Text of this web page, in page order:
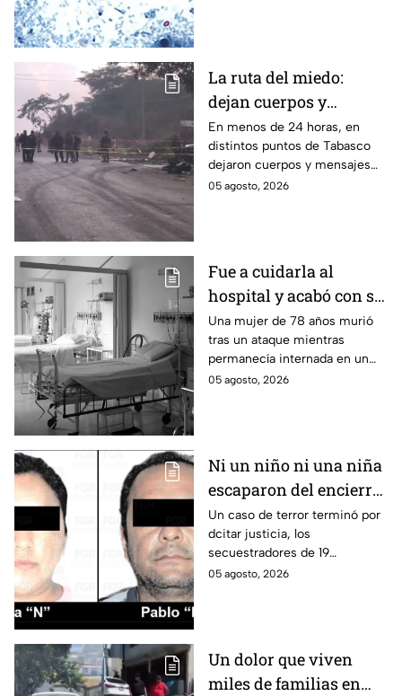
La ruta del miedo:
dejan cuerpos y
mensajes criminales
en carreteras de
Tabasco en un solo día
En menos de 24 horas, en
distintos puntos de Tabasco
dejaron cuerpos y mensajes
criminales en varias carreteras
05 agosto, 2026
Fue a cuidarla al
hospital y acabó con su
vida: Hombre habría
asfixiado a su suegra
mientras estaba
internada en Veracruz
Una mujer de 78 años murió
tras un ataque mientras
permanecía internada en un
hospital de Veracruz;
05 agosto, 2026
Ni un niño ni una niña
escaparon del encierro:
así cayó la pareja que
retenía a 19 migrantes
en Puebla
Un caso de terror terminó por
dcitar justicia, los
secuestradores de 19
migrantes recibieron una
05 agosto, 2026
Un dolor que viven
miles de familias en